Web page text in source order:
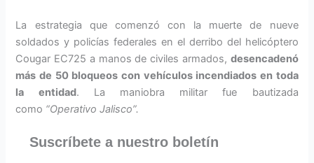
La estrategia que comenzó con la muerte de nueve
soldados y policías federales en el derribo del helicóptero
Cougar EC725 a manos de civiles armados, desencadenó
más de 50 bloqueos con vehículos incendiados en toda
la entidad. La maniobra militar fue bautizada
como “Operativo Jalisco”.
Suscríbete a nuestro boletín